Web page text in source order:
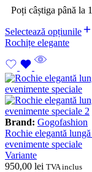
Poți câștiga până la
Selectează opțiunile
Rochițe elegante
Brand: Gogofashion
Rochie elegantă
evenimente speciale
Variante
950,00 lei TVA inclus